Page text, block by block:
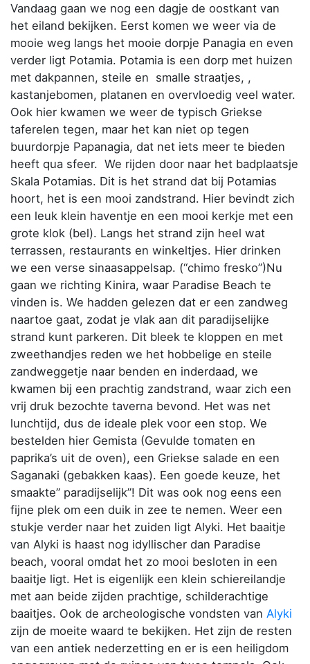
Vandaag gaan we nog een dagje de oostkant van
het eiland bekijken. Eerst komen we weer via de
mooie weg langs het mooie dorpje Panagia en even
verder ligt Potamia. Potamia is een dorp met huizen
met dakpannen, steile en smalle straatjes, ,
kastanjebomen, platanen en overvloedig veel water.
Ook hier kwamen we weer de typisch Griekse
taferelen tegen, maar het kan niet op tegen
buurdorpje Papanagia, dat net iets meer te bieden
heeft qua sfeer. We rijden door naar het badplaatsje
Skala Potamias. Dit is het strand dat bij Potamias
hoort, het is een mooi zandstrand. Hier bevindt zich
een leuk klein haventje en een mooi kerkje met een
grote klok (bel). Langs het strand zijn heel wat
terrassen, restaurants en winkeltjes. Hier drinken
we een verse sinaasappelsap. (“chimo fresko”)Nu
gaan we richting Kinira, waar Paradise Beach te
vinden is. We hadden gelezen dat er een zandweg
naartoe gaat, zodat je vlak aan dit paradijselijke
strand kunt parkeren. Dit bleek te kloppen en met
zweethandjes reden we het hobbelige en steile
zandweggetje naar benden en inderdaad, we
kwamen bij een prachtig zandstrand, waar zich een
vrij druk bezochte taverna bevond. Het was net
lunchtijd, dus de ideale plek voor een stop. We
bestelden hier Gemista (Gevulde tomaten en
paprika’s uit de oven), een Griekse salade en een
Saganaki (gebakken kaas). Een goede keuze, het
smaakte” paradijselijk”! Dit was ook nog eens een
fijne plek om een duik in zee te nemen. Weer een
stukje verder naar het zuiden ligt Alyki. Het baaitje
van Alyki is haast nog idyllischer dan Paradise
beach, vooral omdat het zo mooi besloten in een
baaitje ligt. Het is eigenlijk een klein schiereilandje
met aan beide zijden prachtige, schilderachtige
baaitjes. Ook de archeologische vondsten van Alyki
zijn de moeite waard te bekijken. Het zijn de resten
van een antiek nederzetting en er is een heiligdom